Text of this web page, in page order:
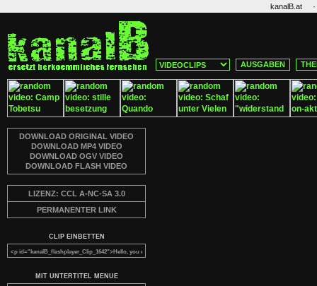
kanalB.at ·
AUSGABEN
DOWNLOAD ORIGINAL VIDEO
DOWNLOAD MP4 VIDEO
DOWNLOAD OGV VIDEO
DOWNLOAD FLASH VIDEO
LIZENZ: CCL A-NC-SA 3.0
PERMANENTER LINK
CLIP EINBETTEN
MIT UNTERTITEL MENUE